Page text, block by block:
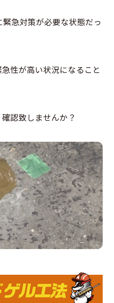
急対策が必要な状態だっ
性が高い状況になること
認致しませんか？